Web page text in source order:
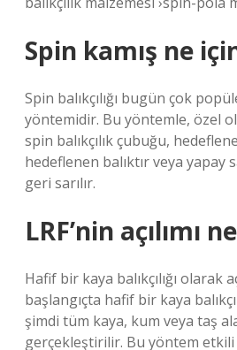
Spin kamış ne
Spin balıkçılığı bugün çok
yöntemidir. Bu yöntemle, özel
spin balıkçılık çubuğu,
hedeflenen balıktır veya yapay
geri sarılır.
LRF’nin açılımı
Hafif bir kaya balıkçılığı olarak
başlangıçta hafif bir kaya
şimdi tüm kaya, kum veya taş
gerçekleştirilir. Bu yöntem etkili